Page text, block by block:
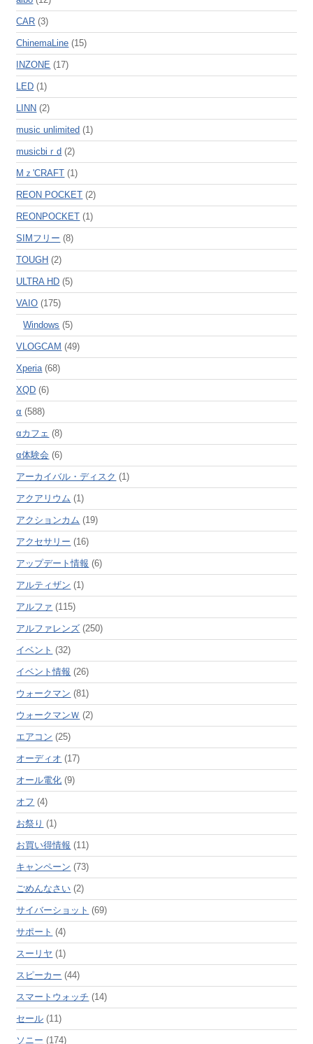
CAR (3)
ChinemaLine (15)
INZONE (17)
LED (1)
LINN (2)
music unlimited (1)
musicbiｒd (2)
Mｚ'CRAFT (1)
REON POCKET (2)
REONPOCKET (1)
SIMフリー (8)
TOUGH (2)
ULTRA HD (5)
VAIO (175)
Windows (5)
VLOGCAM (49)
Xperia(68)
XQD (6)
α (588)
αカフェ (8)
α体験会 (6)
アーカイバル・ディスク (1)
アクアリウム (1)
アクションカム (19)
アクセサリー (16)
アップデート情報 (6)
アルティザン (1)
アルファ (115)
アルファレンズ (250)
イベント (32)
イベント情報 (26)
ウォークマン (81)
ウォークマンＷ (2)
エアコン (25)
オーディオ (17)
オール電化 (9)
オフ (4)
お祭り (1)
お買い得情報 (11)
キャンペーン (73)
ごめんなさい (2)
サイバーショット (69)
サポート (4)
スーリヤ (1)
スピーカー (44)
スマートウォッチ (14)
セール (11)
ソニー (174)